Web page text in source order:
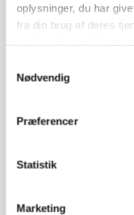
oplysninger, du har
fra din brug af deres
Nødvendig
Præferencer
Statistik
Marketing
BUSINESS